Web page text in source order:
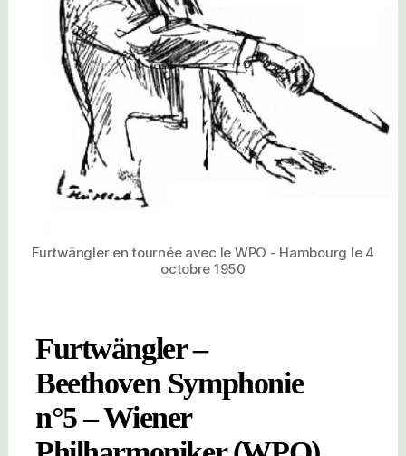
Furtwängler en tournée avec le WPO - Hambourg le 4
octobre 1950
Furtwängler –
Beethoven Symphonie
n°5 – Wiener